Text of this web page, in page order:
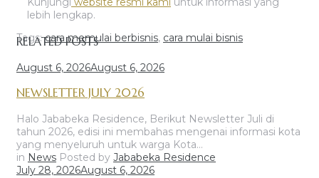
lebih lengkap.
Tags:cara memulai berbisnis, cara mulai bisnis
RELATED POSTS
August 6, 2026August 6, 2026
NEWSLETTER JULY 2026
Halo Jababeka Residence, Berikut Newsletter Juli di
tahun 2026, edisi ini membahas mengenai informasi kota
yang menyeluruh untuk warga Kota…
in News Posted by Jababeka Residence
July 28, 2026August 6, 2026